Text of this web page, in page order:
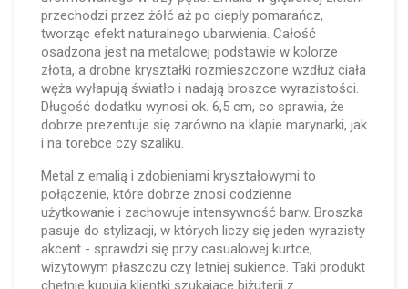
przechodzi przez żółć aż po ciepły pomarańcz,
tworząc efekt naturalnego ubarwienia. Całość
osadzona jest na metalowej podstawie w kolorze
złota, a drobne kryształki rozmieszczone wzdłuż ciała
węża wyłapują światło i nadają broszce wyrazistości.
Długość dodatku wynosi ok. 6,5 cm, co sprawia, że
dobrze prezentuje się zarówno na klapie marynarki, jak
i na torebce czy szaliku.
Metal z emalią i zdobieniami kryształowymi to
połączenie, które dobrze znosi codzienne
użytkowanie i zachowuje intensywność barw. Broszka
pasuje do stylizacji, w których liczy się jeden wyrazisty
akcent - sprawdzi się przy casualowej kurtce,
wizytowym płaszczu czy letniej sukience. Taki produkt
chętnie kupują klientki szukające biżuterii z